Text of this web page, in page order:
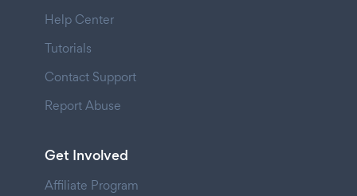
Help Center
Tutorials
Contact Support
Report Abuse
Get Involved
Affiliate Program